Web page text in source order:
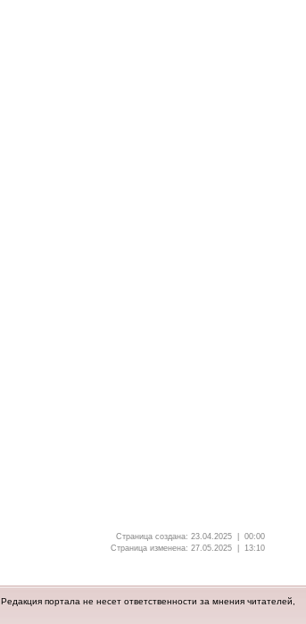
Страница создана: 23.04.2025 | 00:00
Страница изменена: 27.05.2025 | 13:10
Редакция портала не несет ответственности за мнения читателей,